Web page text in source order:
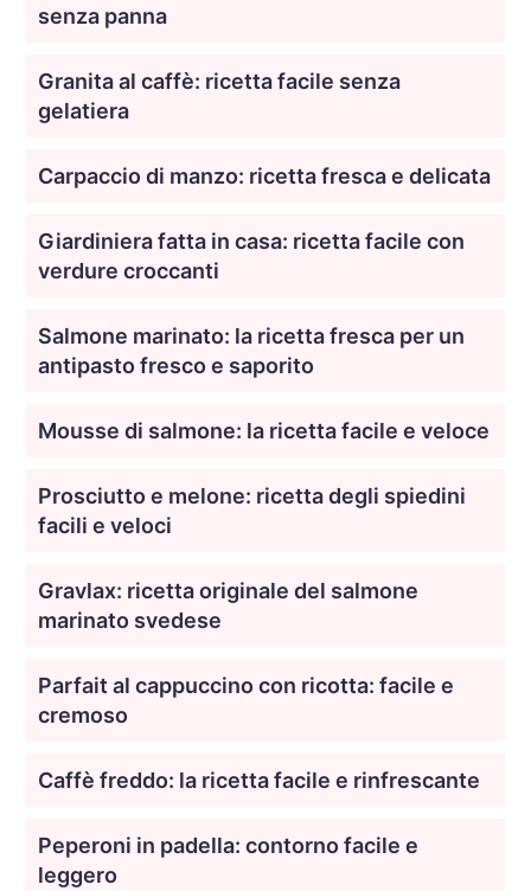
senza panna
Granita al caffè: ricetta facile senza
gelatiera
Carpaccio di manzo: ricetta fresca e delicata
Giardiniera fatta in casa: ricetta facile con
verdure croccanti
Salmone marinato: la ricetta fresca per un
antipasto fresco e saporito
Mousse di salmone: la ricetta facile e veloce
Prosciutto e melone: ricetta degli spiedini
facili e veloci
Gravlax: ricetta originale del salmone
marinato svedese
Parfait al cappuccino con ricotta: facile e
cremoso
Caffè freddo: la ricetta facile e rinfrescante
Peperoni in padella: contorno facile e
leggero